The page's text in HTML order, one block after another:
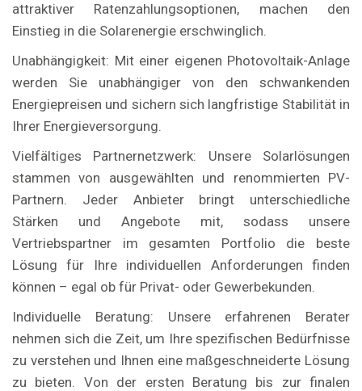
attraktiver Ratenzahlungsoptionen, machen den
Einstieg in die Solarenergie erschwinglich.
Unabhängigkeit: Mit einer eigenen Photovoltaik-Anlage
werden Sie unabhängiger von den schwankenden
Energiepreisen und sichern sich langfristige Stabilität in
Ihrer Energieversorgung.
Vielfältiges Partnernetzwerk: Unsere Solarlösungen
stammen von ausgewählten und renommierten PV-
Partnern. Jeder Anbieter bringt unterschiedliche
Stärken und Angebote mit, sodass unsere
Vertriebspartner im gesamten Portfolio die beste
Lösung für Ihre individuellen Anforderungen finden
können – egal ob für Privat- oder Gewerbekunden.
Individuelle Beratung: Unsere erfahrenen Berater
nehmen sich die Zeit, um Ihre spezifischen Bedürfnisse
zu verstehen und Ihnen eine maßgeschneiderte Lösung
zu bieten. Von der ersten Beratung bis zur finalen